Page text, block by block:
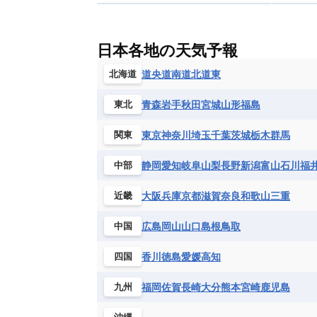
グレナダ
ケイマン諸島 コス
チリ
トリニダード・トバゴ
ブラジル
ボリビア
マルティニーク
コンゴ民主共和国
シエラレオネ共和国
チュニジア
トーゴ
ブルキナファソ
ブルンジ共和国
モーリタニア
リビア リベリア
中央アフリカ共和国
南アフリカ共和
日本各地の天気予報
北海道 道央道南道北道東
東北 青森岩手秋田宮城山形福島
関東 東京神奈川 埼玉千葉茨城栃木群馬
中部 静岡愛知岐阜山梨長野新潟富山石川 福
近畿 大阪兵庫京都滋賀奈良和歌山三重
中国 広島岡山山口島根鳥取
四国 香川 徳島愛媛高知
九州 福岡佐賀長崎大分熊本宮崎鹿児島